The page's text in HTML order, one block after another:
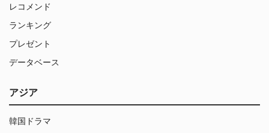
レコメンド
ランキング
プレゼント
データベース
アジア
韓国ドラマ